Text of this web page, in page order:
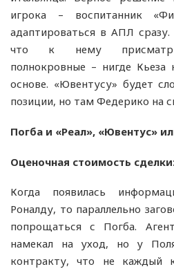
игрока – воспитанник
адаптироваться в АПЛ
что к нему
полнокровные – нигде Кьеза
основе. «Ювентусу» будет
позиции, но там Федерико на
Погба и «Реал», «Ювентус»
Оценочная стоимость
Когда появилась
Роналду, то параллельно
попрощаться с Погба.
намекал на уход, но у
контракту, что не каждый